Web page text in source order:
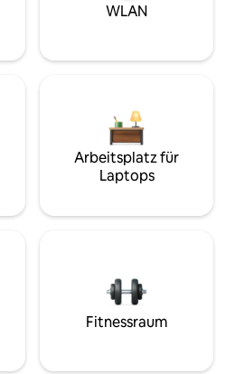
WLAN
Arbeitsplatz für
Laptops
Fitnessraum